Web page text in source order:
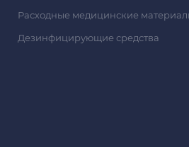
Расходные медицинские
Дезинфицирующие средства